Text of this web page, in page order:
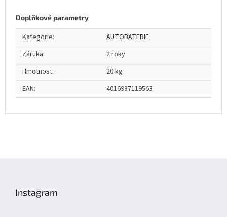
Doplňkové parametry
Kategorie:
AUTOBATERIE
Záruka:
2 roky
Hmotnost:
20 kg
EAN: 4016987119563
Instagram